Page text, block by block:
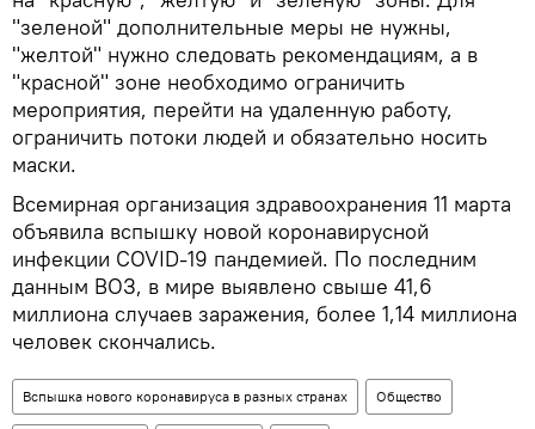
"зеленой" дополнительные меры не нужны,
"желтой" нужно следовать рекомендациям, а в
"красной" зоне необходимо ограничить
мероприятия, перейти на удаленную работу,
ограничить потоки людей и обязательно носить
маски.
Всемирная организация здравоохранения 11 марта
объявила вспышку новой коронавирусной
инфекции COVID-19 пандемией. По последним
данным ВОЗ, в мире выявлено свыше 41,6
миллиона случаев заражения, более 1,14 миллиона
человек скончались.
Вспышка нового коронавируса в разных странах Общество